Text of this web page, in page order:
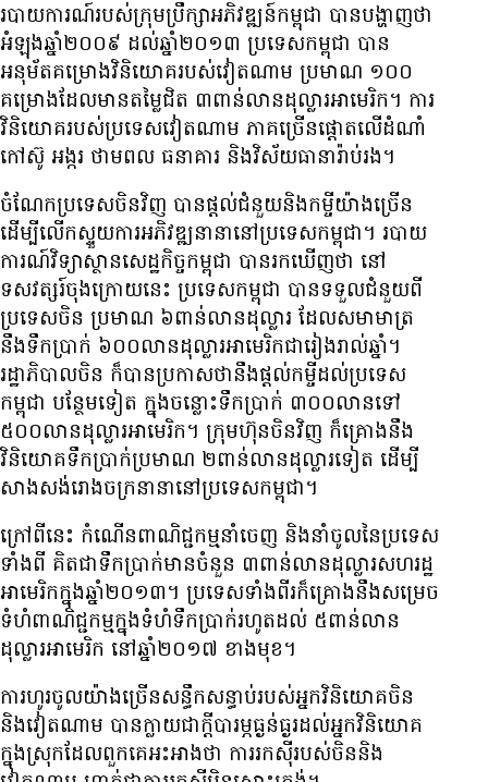
របាយការណ៍​របស់​ក្រុមប្រឹក្សា​អភិវឌ្ឍន៍​កម្ពុជា​ បាន​បង្ហាញ​ថា
អំឡុង​ឆ្នាំ​២០០៩ ដល់​ឆ្នាំ​២០១៣ ប្រទេស​កម្ពុជា បាន​
អនុម័ត​គម្រោង​វិនិយោគ​របស់​វៀតណាម ប្រមាណ ១០០​
គម្រោង​ដែល​មាន​តម្លៃ​ជិត ៣​ពាន់​លាន​ដុល្លារ​អាមេរិក។ ការ​
វិនិយោគ​របស់​ប្រទេស​វៀតណាម ភាគ​ច្រើន​ផ្ដោត​លើ​ដំណាំ​
កៅស៊ូ អង្ករ ថាមពល ធនាគារ និង​វិស័យ​ធានា​រ៉ាប់រង។
ចំណែក​ប្រទេស​ចិន​វិញ បាន​ផ្ដល់​ជំនួយ​និង​កម្ចី​យ៉ាង​ច្រើន​
ដើម្បី​លើក​ស្ទួយ​ការ​អភិវឌ្ឍ​នានា​នៅ​ប្រទេស​កម្ពុជា។ របាយ
ការណ៍​វិទ្យាស្ថាន​សេដ្ឋកិច្ច​កម្ពុជា បាន​រក​ឃើញ​ថា នៅ​
ទសវត្សរ៍​ចុង​ក្រោយ​នេះ ប្រទេស​កម្ពុជា បាន​ទទួល​ជំនួយ​ពី​
ប្រទេស​ចិន ប្រមាណ ៦​ពាន់​លាន​ដុល្លារ ដែល​សមាមាត្រ​
នឹង​ទឹក​ប្រាក់ ៦០០​លាន​ដុល្លារ​អាមេរិក​ជា​រៀង​រាល់​ឆ្នាំ។
រដ្ឋាភិបាល​ចិន ក៏​បាន​ប្រកាស​ថា​នឹង​ផ្ដល់​កម្ចី​ដល់​ប្រទេស​
កម្ពុជា បន្ថែម​ទៀត ក្នុង​ចន្លោះ​ទឹក​ប្រាក់ ៣០០​លាន​ទៅ
៥០០​លាន​ដុល្លារ​អាមេរិក។ ក្រុមហ៊ុន​ចិន​វិញ ក៏​គ្រោង​នឹង​
វិនិយោគ​ទឹក​ប្រាក់​ប្រមាណ ២​ពាន់​លាន​ដុល្លារ​ទៀត ដើម្បី​
សាងសង់​រោងចក្រ​នានា​នៅ​ប្រទេស​កម្ពុជា។
ក្រៅ​ពី​នេះ កំណើន​ពាណិជ្ជកម្ម​នាំ​ចេញ និង​នាំ​ចូល​នៃ​ប្រទេស​
ទាំង​ពី គិត​ជា​ទឹក​ប្រាក់​មាន​ចំនួន ៣​ពាន់​លាន​ដុល្លារ​សហរដ្ឋ​
អាមេរិក​ក្នុង​ឆ្នាំ​២០១៣។ ប្រទេស​ទាំង​ពីរ​ក៏​គ្រោង​នឹង​សម្រេច​
ទំហំ​ពាណិជ្ជកម្ម​ក្នុង​ទំហំ​ទឹកប្រាក់​រហូត​ដល់ ៥​ពាន់​លាន​
ដុល្លារ​អាមេរិក នៅ​ឆ្នាំ​២០១៧ ខាង​មុខ។
ការ​ហូរ​ចូល​យ៉ាង​ច្រើន​សន្ធឹក​សន្ធាប់​​របស់​អ្នក​វិនិយោគ​ចិន​
និង​វៀតណាម​ បាន​ក្លាយ​ជា​ក្ដី​បារម្ភ​ធ្ងន់ធ្ងរ​ដល់​អ្នក​វិនិយោគ​
ក្នុង​ស្រុក​ដែល​ពួក​គេ​អះអាង​ថា​ ការ​រក​ស៊ី​របស់​ចិន​និង​